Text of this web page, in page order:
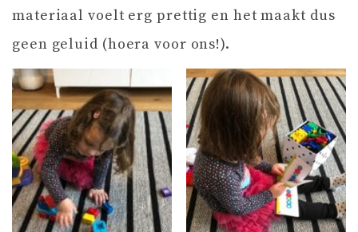
materiaal voelt erg prettig en het maakt dus
geen geluid (hoera voor ons!).